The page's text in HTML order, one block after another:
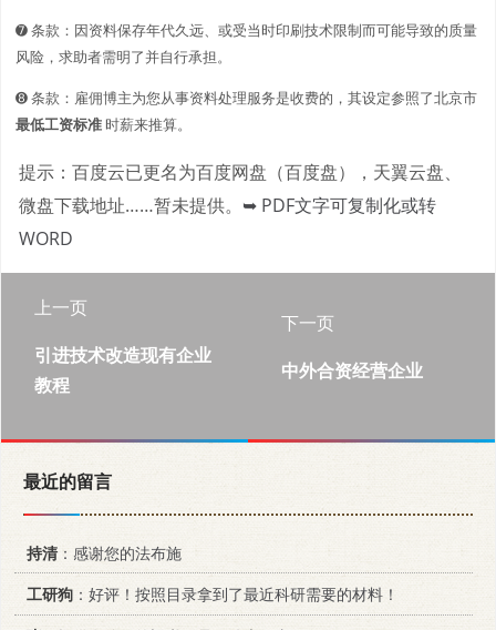
➐ 条款：因资料保存年代久远、或受当时印刷技术限制而可能导致的质量
风险，求助者需明了并自行承担。
➑ 条款：雇佣博主为您从事资料处理服务是收费的，其设定参照了北京市
最低工资标准时薪来推算。
提示：百度云已更名为百度网盘（百度盘），天翼云盘、
微盘下载地址……暂未提供。 ➥ PDF文字可复制化或转
WORD
上一页
引进技术改造现有企业
教程
下一页
中外合资经营企业
最近的留言
持清：感谢您的法布施
工研狗 ：好评！按照目录拿到了最近科研需要的材料！